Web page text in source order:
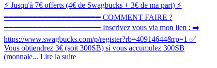
⚡ Jusqu'à 7€ offerts (4€ de Swagbucks + 3€ de ma part) ⚡
━━━━━━━━━━━━━━━━━━━━ COMMENT FAIRE ?
━━━━━━━━━━━━━━━━━━━━ Inscrivez vous via mon lien : ➡️
https://www.swagbucks.com/p/register?rb=40914644&rp=1 ✅
Vous obtiendrez 3€ (soit 300SB) si vous accumulez 300SB
(monnaie... Lire la suite